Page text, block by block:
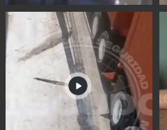
de la investidura de De la
Espriella